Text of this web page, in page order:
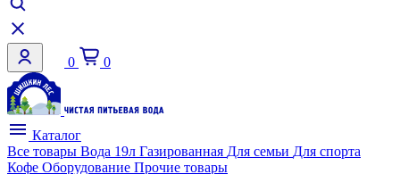
0 0
Каталог
Все товары Вода 19л Газированная Для семьи Для спорта
Кофе Оборудование Прочие товары